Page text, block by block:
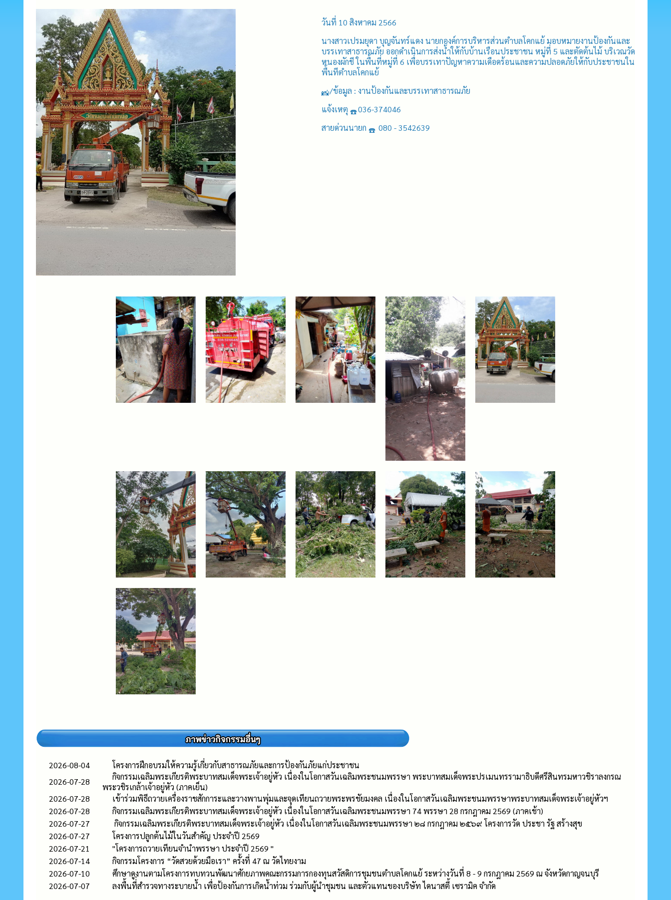
วันที่ 10 สิงหาคม 2566
นางสาวเปรมยุดา บุญจันทร์แดง นายกองค์การบริหารส่วนตำบลโคกแย้ มอบหมายงานป้องกันและ
บรรเทาสาธารณภัย ออกดำเนินการส่งน้ำให้กับบ้านเรือนประชาชน หมู่ที่ 5 และตัดต้นไม้ บริเวณวัด
หนองผักชี ในพื้นที่หมู่ที่ 6 เพื่อบรรเทาปัญหาความเดือดร้อนและความปลอดภัยให้กับประชาชนใน
พื้นทีตำบลโคกแย้
/ข้อมูล : งานป้องกันและบรรเทาสาธารณภัย
แจ้งเหตุ
036-374046
สายด่วนนายก
080 - 3542639
2026-08-04
โครงการฝึกอบรมให้ความรู้เกี่ยวกับสาธารณภัยและการป้องกันภัยแก่ประชาชน
2026-07-28
กิจกรรมเฉลิมพระเกียรติพระบาทสมเด็จพระเจ้าอยู่หัว เนื่องในโอกาสวันเฉลิมพระชนมพรรษา พระบาทสมเด็จพระปรเมนทรรามาธิบดีศรีสินทรมหาวชิราลงกรณ
พระวชิรเกล้าเจ้าอยู่หัว (ภาคเย็น)
2026-07-28
เข้าร่วมพิธีถวายเครื่องราชสักการะและวางพานพุ่มและจุดเทียนถวายพระพรชัยมงคล เนื่องในโอกาสวันเฉลิมพระชนมพรรษาพระบาทสมเด็จพระเจ้าอยู่หัวฯ
2026-07-28
กิจกรรมเฉลิมพระเกียรติพระบาทสมเด็จพระเจ้าอยู่หัว เนื่องในโอกาสวันเฉลิมพระชนมพรรษา 74 พรรษา 28 กรกฎาคม 2569 (ภาคเช้า)
2026-07-27
กิจกรรมเฉลิมพระเกียรติพระบาทสมเด็จพระเจ้าอยู่หัว เนื่องในโอกาสวันเฉลิมพระชนมพรรษา ๒๘ กรกฎาคม ๒๕๖๙ โครงการวัด ประชา รัฐ สร้างสุข
2026-07-27
โครงการปลูกต้นไม้ในวันสำคัญ ประจำปี 2569
2026-07-21
"โครงการถวายเทียนจำนำพรรษา ประจำปี 2569 "
2026-07-14
กิจกรรมโครงการ “วัดสวยด้วยมือเรา” ครั้งที่ 47 ณ วัดไทยงาม
2026-07-10
ศึกษาดูงานตามโครงการทบทวนพัฒนาศักยภาพคณะกรรมการกองทุนสวัสดิการชุมชนตำบลโคกแย้ ระหว่างวันที่ 8 - 9 กรกฎาคม 2569 ณ จังหวัดกาญจนบุรี
2026-07-07
ลงพื้นที่่สำรวจทางระบายน้ำ เพื่อป้องกันการเกิดน้ำท่วม ร่วมกับผู้นำชุมชน และตัวแทนของบริษัท ไดนาสตี้ เซรามิค จำกัด